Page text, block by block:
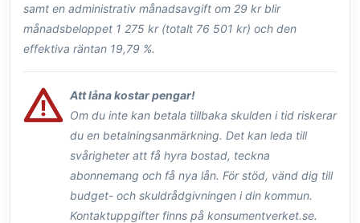
samt en administrativ månadsavgift om 29 kr blir
månadsbeloppet 1 275 kr (totalt 76 501 kr) och den
effektiva räntan 19,79 %.
Att låna kostar pengar!
Om du inte kan betala tillbaka skulden i tid riskerar
du en betalningsanmärkning. Det kan leda till
svårigheter att få hyra bostad, teckna
abonnemang och få nya lån. För stöd, vänd dig till
budget- och skuldrådgivningen i din kommun.
Kontaktuppgifter finns på konsumentverket.se.